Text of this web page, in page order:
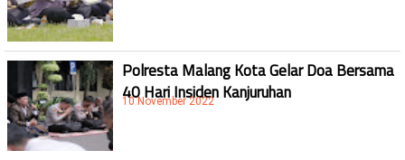
Polresta Malang Kota Gelar Doa Bersama
40 Hari Insiden Kanjuruhan
10 November 2022